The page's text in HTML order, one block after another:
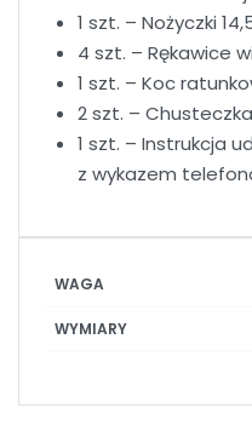
1 szt. – Nożyczki
4 szt. – Rękawice
1 szt. – Koc
2 szt. –
1 szt. – Instrukcja
z wykazem
WAGA
WYMIARY